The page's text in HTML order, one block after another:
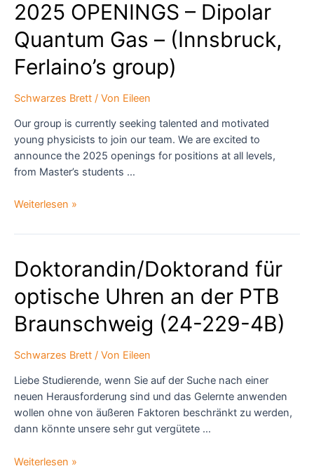
Programm
Studentinnen
2025 OPENINGS – Dipolar
Quantum Gas – (Innsbruck,
Ferlaino’s group)
Schwarzes Brett / Von Eileen
Our group is currently seeking talented and motivated
young physicists to join our team. We are excited to
announce the 2025 openings for positions at all levels,
from Master’s students …
2025
–
Quantum
–
(Innsbruck,
Ferlaino’s
group)
Weiterlesen »
Doktorandin/Doktorand für
optische Uhren an der PTB
Braunschweig (24-229-4B)
Schwarzes Brett / Von Eileen
Liebe Studierende, wenn Sie auf der Suche nach einer
neuen Herausforderung sind und das Gelernte anwenden
wollen ohne von äußeren Faktoren beschränkt zu werden,
dann könnte unsere sehr gut vergütete …
Doktorandin/Doktorand
Weiterlesen »